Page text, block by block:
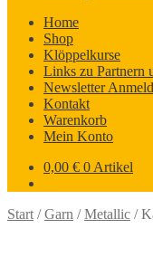
Home
Shop
Klöppelkurse
Links zu Partnern
Newsletter
Kontakt
Warenkorb
Mein Konto
0,00 € 0 Artikel
Start /Garn /Metallic /